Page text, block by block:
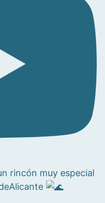
un rincón muy especial